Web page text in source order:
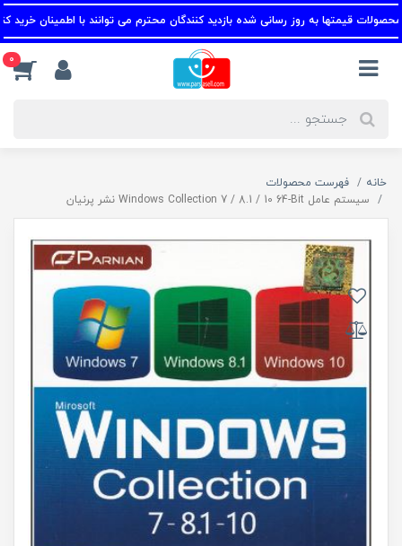
قیمتها به روز رسانی شده بازدید کنندگان محترم می توانند با اطمینان خرید کنند.
0
خانه
فهرست محصولات
سیستم عامل Windows Collection 7 / 8.1 / 10 64-Bit نشر پرنیان